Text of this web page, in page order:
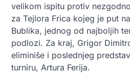
velikom ispitu protiv
za Tejlora Frica kojeg je put
Bublika, jednog od najboljih
podlozi. Za kraj, Grigor
eliminiše i poslednjeg
turniru, Artura Ferija.